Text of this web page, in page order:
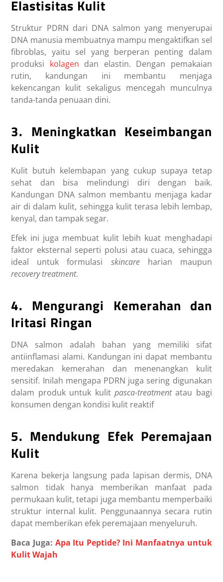
Elastisitas Kulit
Struktur PDRN dari DNA salmon yang menyerupai
DNA manusia membuatnya mampu mengaktifkan sel
fibroblas, yaitu sel yang berperan penting dalam
produksi kolagen dan elastin. Dengan pemakaian
rutin, kandungan ini membantu menjaga
kekencangan kulit sekaligus mencegah munculnya
tanda-tanda penuaan dini.
3. Meningkatkan Keseimbangan
Kulit
Kulit butuh kelembapan yang cukup supaya tetap
sehat dan bisa melindungi diri dengan baik.
Kandungan DNA salmon membantu menjaga kadar
air di dalam kulit, sehingga kulit terasa lebih lembap,
kenyal, dan tampak segar.
Efek ini juga membuat kulit lebih kuat menghadapi
faktor eksternal seperti polusi atau cuaca, sehingga
ideal untuk formulasi skincare harian maupun
recovery treatment.
4. Mengurangi Kemerahan dan
Iritasi Ringan
DNA salmon adalah bahan yang memiliki sifat
antiinflamasi alami. Kandungan ini dapat membantu
meredakan kemerahan dan menenangkan kulit
sensitif. Inilah mengapa PDRN juga sering digunakan
dalam produk untuk kulit pasca-treatmentatau bagi
konsumen dengan kondisi kulit reaktif
5. Mendukung Efek Peremajaan
Kulit
Karena bekerja langsung pada lapisan dermis, DNA
salmon tidak hanya memberikan manfaat pada
permukaan kulit, tetapi juga membantu memperbaiki
struktur internal kulit. Penggunaannya secara rutin
dapat memberikan efek peremajaan menyeluruh.
Baca Juga: Apa Itu Peptide? Ini Manfaatnya untuk
Kulit Wajah